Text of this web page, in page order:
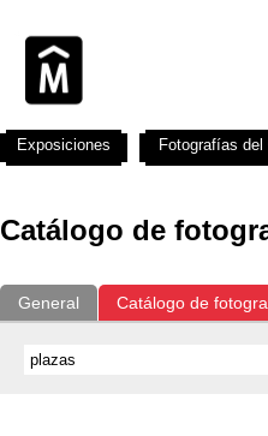
Catálogo de
General Catálogo de
Exposiciones Fotografías del